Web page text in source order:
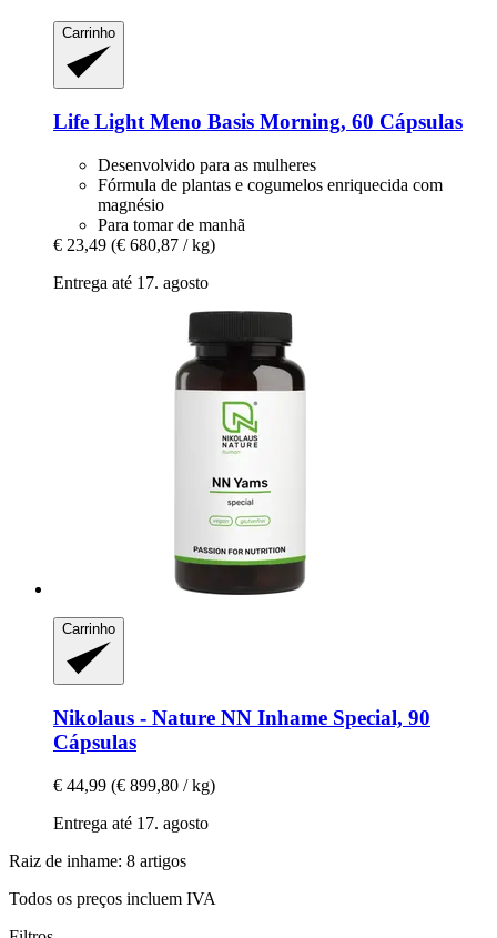
Carrinho
Life Light Meno Basis Morning, 60 Cápsulas
Desenvolvido para as mulheres
Fórmula de plantas e cogumelos enriquecida com
magnésio
Para tomar de manhã
€ 23,49 (€ 680,87 / kg)
Entrega até 17. agosto
Carrinho
Nikolaus - Nature NN Inhame Special, 90
Cápsulas
€ 44,99 (€ 899,80 / kg)
Entrega até 17. agosto
Raiz de inhame: 8 artigos
Todos os preços incluem IVA